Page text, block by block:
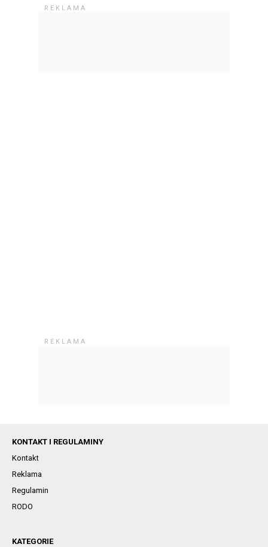
KONTAKT I REGULAMINY
Kontakt
Reklama
Regulamin
RODO
KATEGORIE